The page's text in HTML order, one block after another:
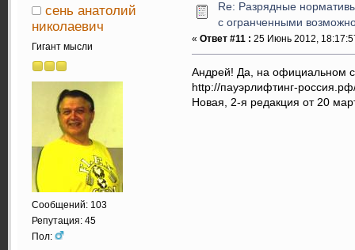
сень анатолий
николаевич
Гигант мысли
Сообщений: 103
Репутация: 45
Пол:
Re: Разрядные
с огранченными
« Ответ #11 : 25 Июнь 2012,
Андрей! Да, на официальном
http://пауэрлифтинг-
Новая, 2-я редакция от 20